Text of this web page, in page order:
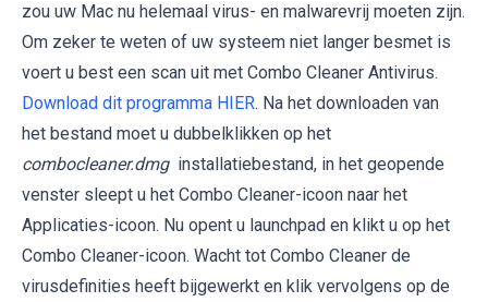
zou uw Mac nu helemaal virus- en malwarevrij moeten zijn.
Om zeker te weten of uw systeem niet langer besmet is
voert u best een scan uit met Combo Cleaner Antivirus.
Download dit programma HIER. Na het downloaden van
het bestand moet u dubbelklikken op het
combocleaner.dmg installatiebestand, in het geopende
venster sleept u het Combo Cleaner-icoon naar het
Applicaties-icoon. Nu opent u launchpad en klikt u op het
Combo Cleaner-icoon. Wacht tot Combo Cleaner de
virusdefinities heeft bijgewerkt en klik vervolgens op de